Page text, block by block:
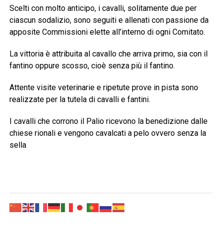
Scelti con molto anticipo, i cavalli, solitamente due per
ciascun sodalizio, sono seguiti e allenati con passione da
apposite Commissioni elette all’interno di ogni Comitato.
La vittoria è attribuita al cavallo che arriva primo, sia con il
fantino oppure scosso, cioè senza più il fantino.
Attente visite veterinarie e ripetute prove in pista sono
realizzate per la tutela di cavalli e fantini.
I cavalli che corrono il Palio ricevono la benedizione dalle
chiese rionali e vengono cavalcati a pelo ovvero senza la
sella